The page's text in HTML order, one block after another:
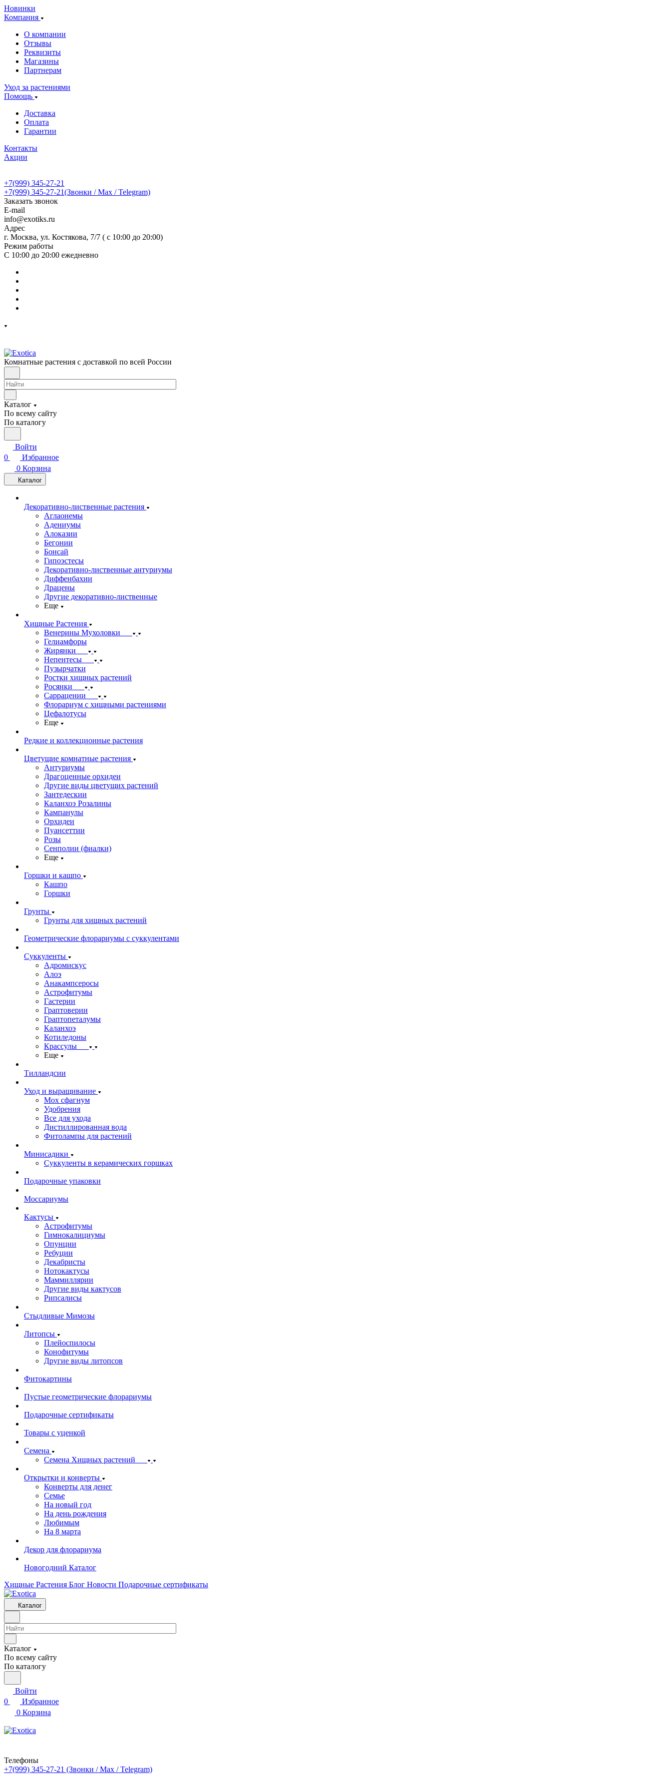
Новинки
Компания
О компании
Отзывы
Реквизиты
Магазины
Партнерам
Уход за растениями
Помощь
Доставка
Оплата
Гарантии
Контакты
Акции
+7(999) 345-27-21
+7(999) 345-27-21(Звонки / Max / Telegram)
Заказать звонок
E-mail
info@exotiks.ru
Адрес
г. Москва, ул. Костякова, 7/7 ( с 10:00 до 20:00)
Режим работы
С 10:00 до 20:00 ежедневно
Комнатные растения с доставкой по всей России
Каталог
По всему сайту
По каталогу
Войти
0
Избранное
0 Корзина
Каталог
Декоративно-лиственные растения
Аглаонемы
Адениумы
Алоказии
Бегонии
Бонсай
Гипоэстесы
Декоративно-лиственные антуриумы
Диффенбахии
Драцены
Другие декоративно-лиственные
Еще
Хищные Растения
Венерины Мухоловки
Гелиамфоры
Жирянки
Непентесы
Пузырчатки
Ростки хищных растений
Росянки
Саррацении
Флорариум с хищными растениями
Цефалотусы
Еще
Редкие и коллекционные растения
Цветущие комнатные растения
Антуриумы
Драгоценные орхидеи
Другие виды цветущих растений
Зантедескии
Каланхоэ Розалины
Кампанулы
Орхидеи
Пуансеттии
Розы
Сенполии (фиалки)
Еще
Горшки и кашпо
Кашпо
Горшки
Грунты
Грунты для хищных растений
Геометрические флорариумы с суккулентами
Суккуленты
Адромискус
Алоэ
Анакампсеросы
Астрофитумы
Гастерии
Граптоверии
Граптопеталумы
Каланхоэ
Котиледоны
Крассулы
Еще
Тилландсии
Уход и выращивание
Мох сфагнум
Удобрения
Все для ухода
Дистиллированная вода
Фитолампы для растений
Минисадики
Суккуленты в керамических горшках
Подарочные упаковки
Моссариумы
Кактусы
Астрофитумы
Гимнокалициумы
Опунции
Ребуции
Декабристы
Нотокактусы
Маммиллярии
Другие виды кактусов
Рипсалисы
Стыдливые Мимозы
Литопсы
Плейоспилосы
Конофитумы
Другие виды литопсов
Фитокартины
Пустые геометрические флорариумы
Подарочные сертификаты
Товары с уценкой
Семена
Семена Хищных растений
Открытки и конверты
Конверты для денег
Семье
На новый год
На день рождения
Любимым
На 8 марта
Декор для флорариума
Новогодний Каталог
Хищные Растения Блог Новости Подарочные сертификаты
Каталог
Каталог
По всему сайту
По каталогу
Войти
0
Избранное
0 Корзина
Телефоны
+7(999) 345-27-21 (Звонки / Max / Telegram)